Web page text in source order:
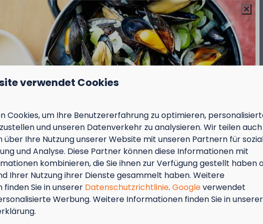
laden zum Wandern
das Wanderwegenetz
In Parknähe: 1km
MTB
Die
MTB-
= Muschelmonat!
verwendet Cookies
Cookies, um Ihre Benutzererfahrung zu optimieren,
und unseren Datenverkehr zu analysieren. Wir teilen auch
Ihre Nutzung unserer Website mit unseren Partnern für
und Analyse. Diese Partner können diese Informationen mit
kombinieren, die Sie ihnen zur Verfügung gestellt haben
Ihrer Nutzung ihrer Dienste gesammelt haben. Weitere
Sie in unserer Datenschutzrichtlinie. Googleverwendet
Werbung. Weitere Informationen finden Sie in unserer